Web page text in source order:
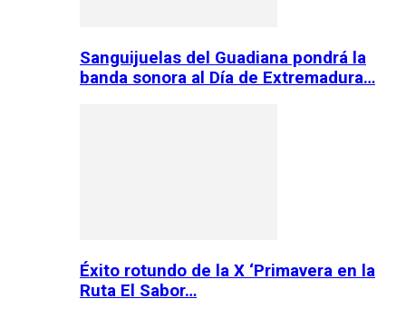
Sanguijuelas del Guadiana pondrá la
banda sonora al Día de Extremadura…
Éxito rotundo de la X ‘Primavera en la
Ruta El Sabor…